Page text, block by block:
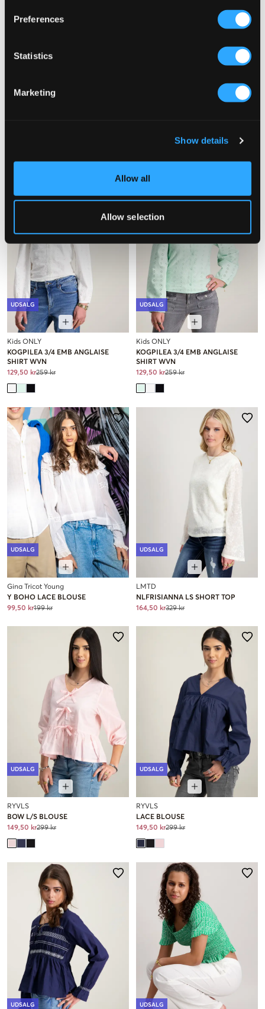
Preferences
Statistics
Marketing
Show details
Allow all
Allow selection
UDSALG
Kids ONLY
KOGPILEA 3/4 EMB ANGLAISE
SHIRT WVN
129,50 kr259 kr
UDSALG
Kids ONLY
KOGPILEA 3/4 EMB ANGLAISE
SHIRT WVN
129,50 kr259 kr
UDSALG
Gina Tricot Young
Y BOHO LACE BLOUSE
99,50 kr199 kr
UDSALG
LMTD
NLFRISIANNA LS SHORT TOP
164,50 kr329 kr
UDSALG
RYVLS
BOW L/S BLOUSE
149,50 kr299 kr
UDSALG
RYVLS
LACE BLOUSE
149,50 kr299 kr
UDSALG UDSALG